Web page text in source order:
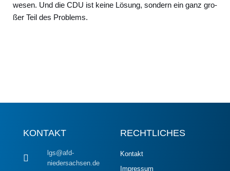
we­sen. Und die CDU ist kei­ne Lösung, son­dern ein ganz gro­
ßer Teil des Pro­blems.
KONTAKT
lgs@afd-
niedersachsen.de
RECHTLICHES
Kontakt
Impressum